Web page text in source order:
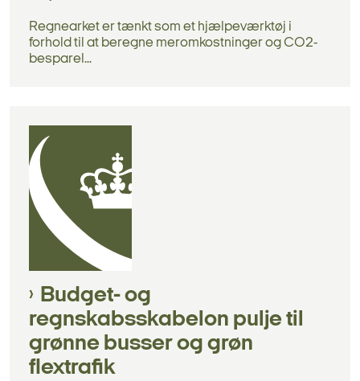
Regnearket er tænkt som et hjælpeværktøj i
forhold til at beregne meromkostninger og CO2-
besparel...
Budget- og
regnskabsskabelon pulje til
grønne busser og grøn
flextrafik